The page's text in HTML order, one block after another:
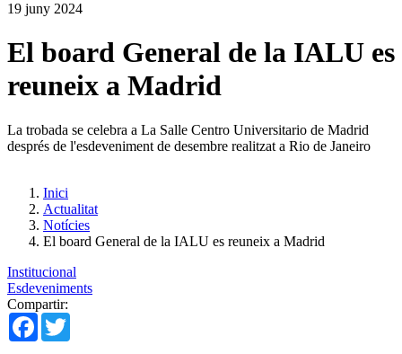
19 juny 2024
El board General de la IALU es
reuneix a Madrid
La trobada se celebra a La Salle Centro Universitario de Madrid
després de l'esdeveniment de desembre realitzat a Rio de Janeiro
Inici
Actualitat
Notícies
El board General de la IALU es reuneix a Madrid
Institucional
Esdeveniments
Compartir:
Facebook